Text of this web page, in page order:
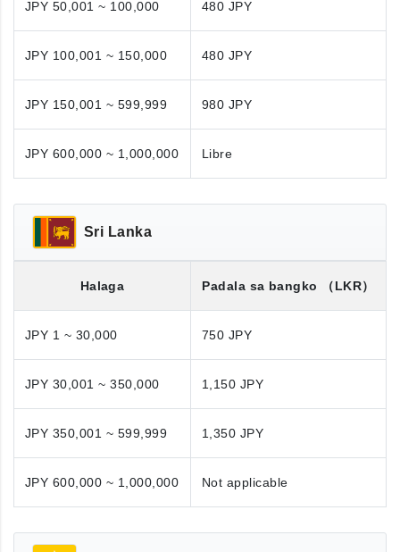
JPY 50,001 ~ 100,000 480 JPY
JPY 100,001 ~ 150,000 480 JPY
JPY 150,001 ~ 599,999 980 JPY
JPY 600,000 ~ 1,000,000 Libre
Sri Lanka
Halaga Padala sa bangko （LKR）
JPY 1 ~ 30,000 750 JPY
JPY 30,001 ~ 350,000 1,150 JPY
JPY 350,001 ~ 599,999 1,350 JPY
JPY 600,000 ~ 1,000,000 Not applicable